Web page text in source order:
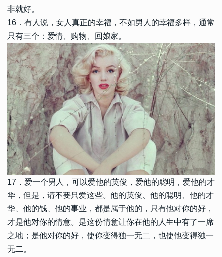
非就好。
16．有人说，女人真正的幸福，不如男人的幸福多样，通常
只有三个：爱情、购物、回娘家。
17．爱一个男人，可以爱他的英俊，爱他的聪明，爱他的才
华，但是，请不要只爱这些。他的英俊、他的聪明、他的才
华、他的钱、他的事业，都是属于他的，只有他对你的好，
才是他对你的情意。是这份情意让你在他的人生中有了一席
之地；是他对你的好，使你变得独一无二，也使他变得独一
无二。